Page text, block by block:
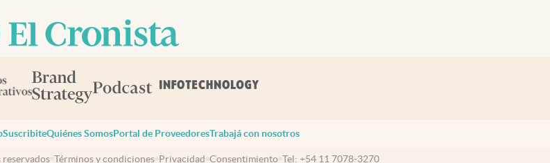
SuscribiteQuiénes SomosPortal de ProveedoresTrabajá con nosotros
reservados Términos y condiciones Privacidad Consentimiento Tel: +54 11 7078-3270